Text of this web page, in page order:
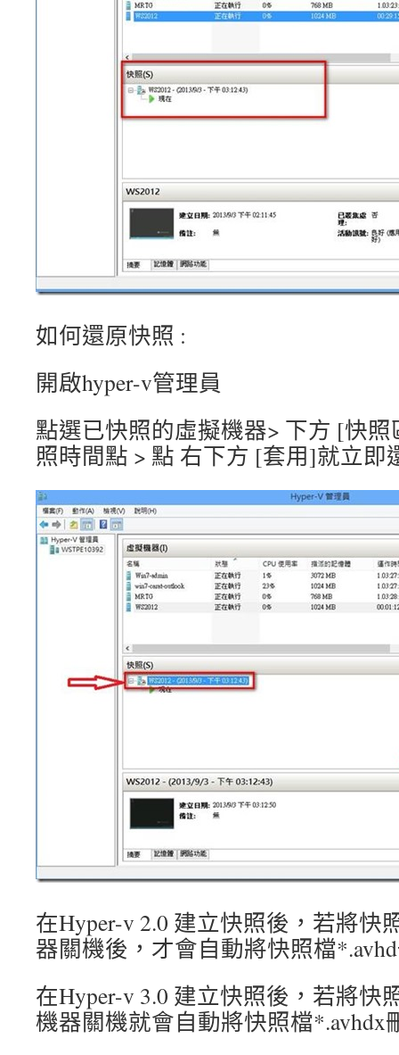
如何還原快照 :
開啟hyper-v管理員
點選已快照的虛擬機器> 下方 [快
照時間點 > 點 右下方 [套用]就立即
在Hyper-v 2.0 建立快照後，若將快
器關機後，才會自動將快照檔
在Hyper-v 3.0 建立快照後，若將快
機器關機就會自動將快照檔*.avhdx